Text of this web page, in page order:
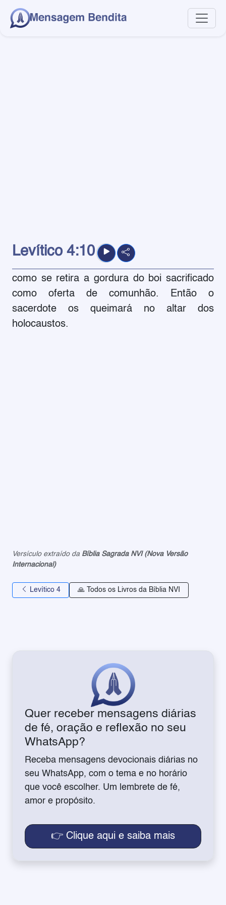
Levítico4:10
como se retira a gordura do boi sacrificado
como oferta de comunhão. Então o
sacerdote os queimará no altar dos
holocaustos.
Versículo extraído da Bíblia Sagrada NVI (Nova Versão
Internacional)
Levítico 4 🙏 Todos os Livros da Bíblia NVI
Quer receber mensagens diárias
de fé, oração e reflexão no seu
WhatsApp?
Receba mensagens devocionais diárias no
seu WhatsApp, com o tema e no horário
que você escolher. Um lembrete de fé,
amor e propósito.
👉 Clique aqui e saiba mais